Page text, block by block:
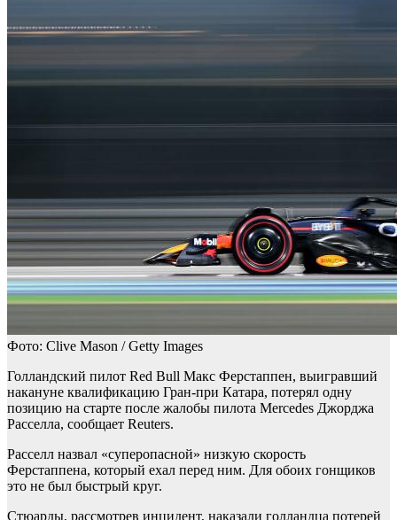
Фото: Clive Mason / Getty Images
Голландский пилот Red Bull Макс Ферстаппен, выигравший
накануне квалификацию Гран-при Катара, потерял одну
позицию на старте после жалобы пилота Mercedes Джорджа
Расселла, сообщает Reuters.
Расселл назвал «суперопасной» низкую скорость
Ферстаппена, который ехал перед ним. Для обоих гонщиков
это не был быстрый круг.
Стюарды, рассмотрев инцидент, наказали голландца потерей